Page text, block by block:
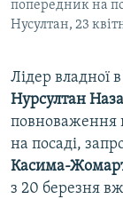
ІНФОГРАФІКА
ДОЛУЧАЙСЯ!
Усі сайти
попередник на
Нусултан, 23
Лідер владної
Нурсултан
повноваження
на посаді,
Касима-
з 20 березня